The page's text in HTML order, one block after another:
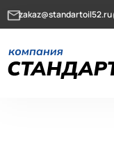
zakaz@standartoil52.ru